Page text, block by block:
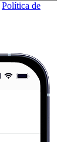
Política de